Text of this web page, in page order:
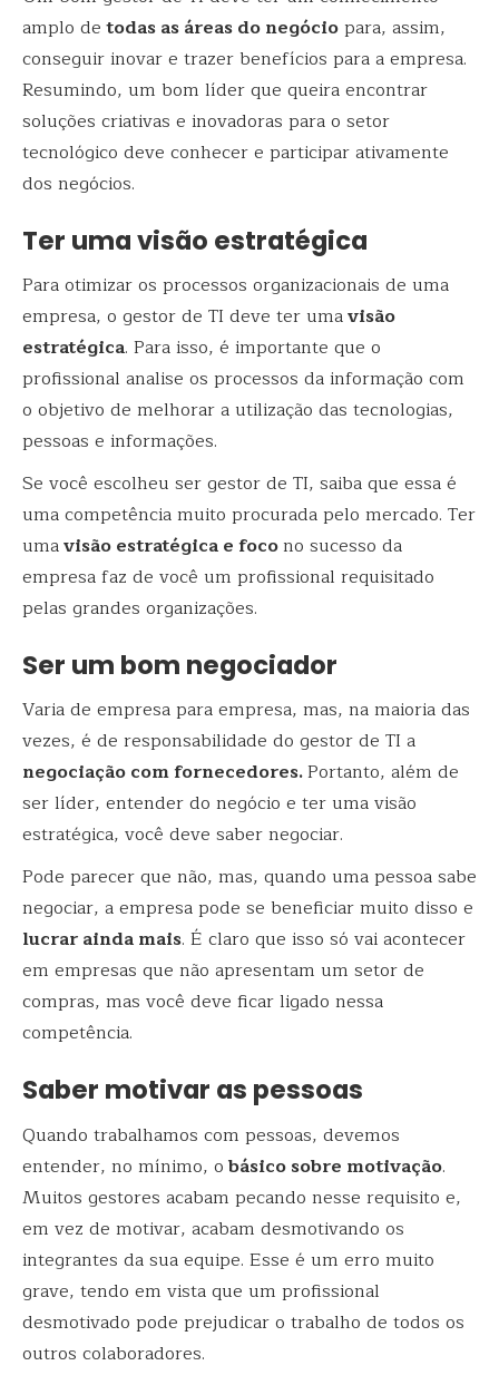
amplo detodas as áreas do negóciopara, assim,
conseguir inovar e trazer benefícios para a empresa.
Resumindo, um bom líder que queira encontrar
soluções criativas e inovadoras para o setor
tecnológico deve conhecer e participar ativamente
dos negócios.
Ter uma visão estratégica
Para otimizar os processos organizacionais de uma
empresa, o gestor de TI deve ter umavisão
estratégica. Para isso, é importante que o
profissional analise os processos da informação com
o objetivo de melhorar a utilização das tecnologias,
pessoas e informações.
Se você escolheu ser gestor de TI, saiba que essa é
uma competência muito procurada pelo mercado. Ter
umavisão estratégica e focono sucesso da
empresa faz de você um profissional requisitado
pelas grandes organizações.
Ser um bom negociador
Varia de empresa para empresa, mas, na maioria das
vezes, é de responsabilidade do gestor de TI a
negociação com fornecedores.Portanto, além de
ser líder, entender do negócio e ter uma visão
estratégica, você deve saber negociar.
Pode parecer que não, mas, quando uma pessoa sabe
negociar, a empresa pode se beneficiar muito disso e
lucrar ainda mais. É claro que isso só vai acontecer
em empresas que não apresentam um setor de
compras, mas você deve ficar ligado nessa
competência.
Saber motivar as pessoas
Quando trabalhamos com pessoas, devemos
entender, no mínimo, obásico sobre motivação.
Muitos gestores acabam pecando nesse requisito e,
em vez de motivar, acabam desmotivando os
integrantes da sua equipe. Esse é um erro muito
grave, tendo em vista que um profissional
desmotivado pode prejudicar o trabalho de todos os
outros colaboradores.